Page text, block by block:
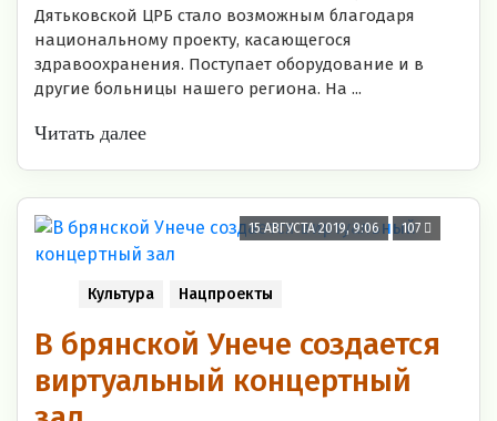
Дятьковской ЦРБ стало возможным благодаря
национальному проекту, касающегося
здравоохранения. Поступает оборудование и в
другие больницы нашего региона. На ...
Читать далее
15 АВГУСТА 2019, 9:06 107
Культура Нацпроекты
В брянской Унече создается
виртуальный концертный